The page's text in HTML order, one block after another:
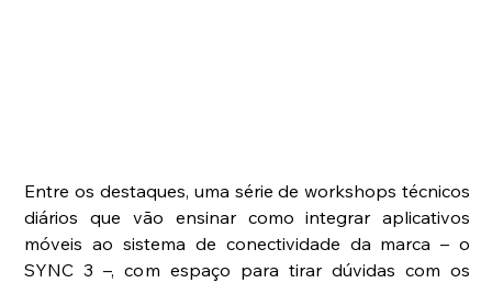
Entre os destaques, uma série de workshops técnicos
diários que vão ensinar como integrar aplicativos
móveis ao sistema de conectividade da marca – o
SYNC 3 –, com espaço para tirar dúvidas com os